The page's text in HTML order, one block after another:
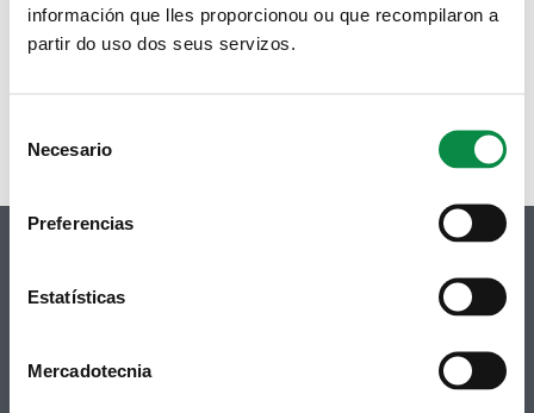
información que lles proporcionou ou que recompilaron a
partir do uso dos seus servizos.
Selection
Necesario
Preferencias
Estatísticas
Mercadotecnia
Praza do Concello, 2 |15220
Bertamiráns (Ames)